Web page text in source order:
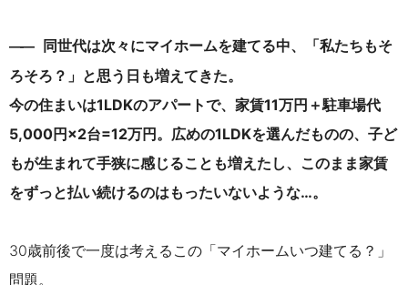
―― 同世代は次々にマイホームを建てる中、「私たちもそ
ろそろ？」と思う日も増えてきた。
今の住まいは1LDKのアパートで、家賃11万円＋駐車場代
5,000円×2台=12万円。広めの1LDKを選んだものの、子ど
もが生まれて手狭に感じることも増えたし、このまま家賃
をずっと払い続けるのはもったいないような…。
30歳前後で一度は考えるこの「マイホームいつ建てる？」
問題。